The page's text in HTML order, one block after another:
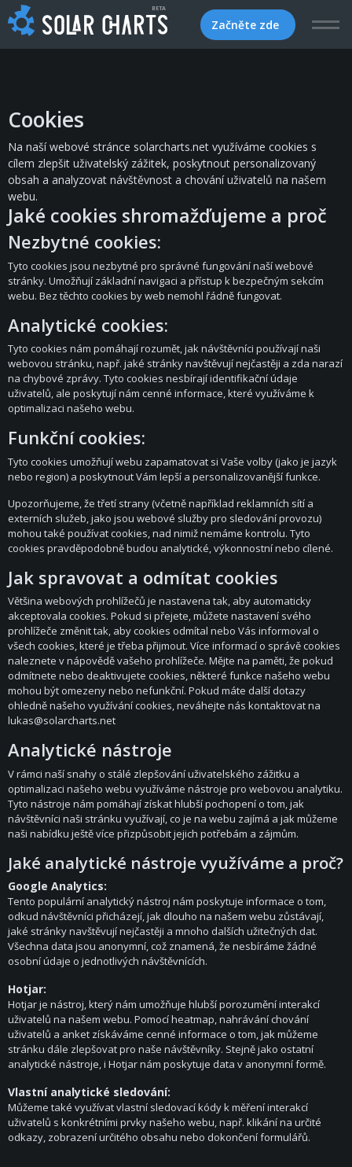
BETA
Začněte zde
Cookies
Na naší webové stránce solarcharts.net využíváme cookies s
cílem zlepšit uživatelský zážitek, poskytnout personalizovaný
obsah a analyzovat návštěvnost a chování uživatelů na našem
webu.
Jaké cookies shromažďujeme a proč
Nezbytné cookies:
Tyto cookies jsou nezbytné pro správné fungování naší webové
stránky. Umožňují základní navigaci a přístup k bezpečným sekcím
webu. Bez těchto cookies by web nemohl řádně fungovat.
Analytické cookies:
Tyto cookies nám pomáhají rozumět, jak návštěvníci používají naši
webovou stránku, např. jaké stránky navštěvují nejčastěji a zda narazí
na chybové zprávy. Tyto cookies nesbírají identifikační údaje
uživatelů, ale poskytují nám cenné informace, které využíváme k
optimalizaci našeho webu.
Funkční cookies:
Tyto cookies umožňují webu zapamatovat si Vaše volby (jako je jazyk
nebo region) a poskytnout Vám lepší a personalizovanější funkce.
Upozorňujeme, že třetí strany (včetně například reklamních sítí a
externích služeb, jako jsou webové služby pro sledování provozu)
mohou také používat cookies, nad nimiž nemáme kontrolu. Tyto
cookies pravděpodobně budou analytické, výkonnostní nebo cílené.
Jak spravovat a odmítat cookies
Většina webových prohlížečů je nastavena tak, aby automaticky
akceptovala cookies. Pokud si přejete, můžete nastavení svého
prohlížeče změnit tak, aby cookies odmítal nebo Vás informoval o
všech cookies, které je třeba přijmout. Více informací o správě cookies
naleznete v nápovědě vašeho prohlížeče. Mějte na paměti, že pokud
odmítnete nebo deaktivujete cookies, některé funkce našeho webu
mohou být omezeny nebo nefunkční. Pokud máte další dotazy
ohledně našeho využívání cookies, neváhejte nás kontaktovat na
lukas@solarcharts.net
Analytické nástroje
V rámci naší snahy o stálé zlepšování uživatelského zážitku a
optimalizaci našeho webu využíváme nástroje pro webovou analytiku.
Tyto nástroje nám pomáhají získat hlubší pochopení o tom, jak
návštěvníci naši stránku využívají, co je na webu zajímá a jak můžeme
naši nabídku ještě více přizpůsobit jejich potřebám a zájmům.
Jaké analytické nástroje využíváme a proč?
Google Analytics:
Tento populární analytický nástroj nám poskytuje informace o tom,
odkud návštěvníci přicházejí, jak dlouho na našem webu zůstávají,
jaké stránky navštěvují nejčastěji a mnoho dalších užitečných dat.
Všechna data jsou anonymní, což znamená, že nesbíráme žádné
osobní údaje o jednotlivých návštěvnících.
Hotjar:
Hotjar je nástroj, který nám umožňuje hlubší porozumění interakcí
uživatelů na našem webu. Pomocí heatmap, nahrávání chování
uživatelů a anket získáváme cenné informace o tom, jak můžeme
stránku dále zlepšovat pro naše návštěvníky. Stejně jako ostatní
analytické nástroje, i Hotjar nám poskytuje data v anonymní formě.
Vlastní analytické sledování:
Můžeme také využívat vlastní sledovací kódy k měření interakcí
uživatelů s konkrétními prvky našeho webu, např. klikání na určité
odkazy, zobrazení určitého obsahu nebo dokončení formulářů.